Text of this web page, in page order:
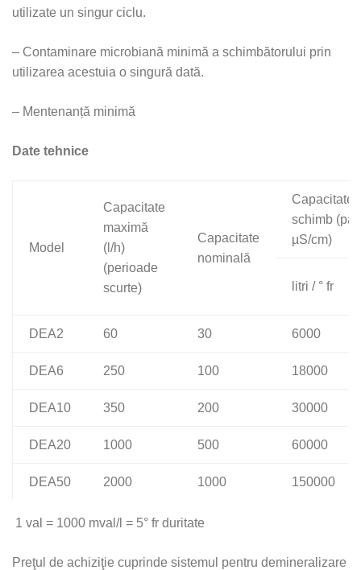
utilizate un singur ciclu.
– Contaminare microbiană minimă a schimbătorului prin
utilizarea acestuia o singură dată.
– Mentenanță minimă
Date tehnice
Model
Capacitate
maximă
(l/h)
(perioade
scurte)
Capacitate
nominală
Capacitate
schimb
µS/cm)
litri / ° fr
DEA2 60 30 6000
DEA6 250 100 18000
DEA10 350 200 30000
DEA20 1000 500 60000
DEA50 2000 1000 150000
1 val = 1000 mval/l = 5° fr duritate
Preţul de achiziţie cuprinde sistemul pentru demineralizare